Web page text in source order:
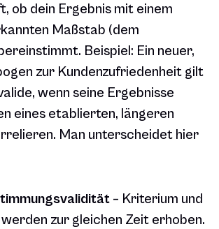
ob dein Ergebnis mit einem
Maßstab (dem
Beispiel: Ein neuer,
zur Kundenzufriedenheit gilt
wenn seine Ergebnisse
eines etablierten, längeren
Man unterscheidet hier
– Kriterium und
zur gleichen Zeit erhoben.